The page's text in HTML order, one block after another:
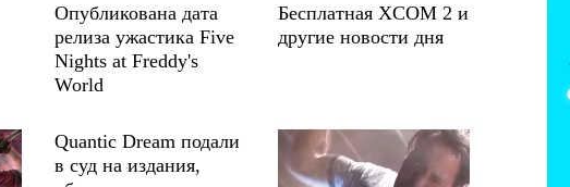
Опубликована дата
релиза ужастика Five
Nights at Freddy's
World
Бесплатная XCOM 2 и
другие новости дня
Quantic Dream подали
в суд на издания,